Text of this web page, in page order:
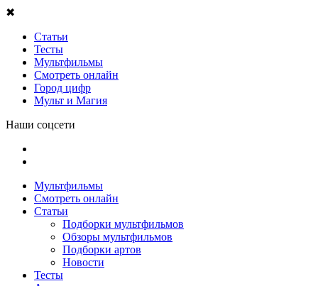
✖
Статьи
Тесты
Мультфильмы
Смотреть онлайн
Город цифр
Мульт и Магия
Наши соцсети
Мультфильмы
Смотреть онлайн
Статьи
Подборки мультфильмов
Обзоры мультфильмов
Подборки артов
Новости
Тесты